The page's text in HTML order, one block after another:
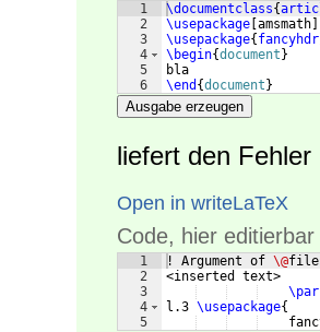
1
2
3
4
5
6
\documentclass{
\usepackage amsmath
\usepackage{ fancyhdr
\begin{document }
bla
\end {document }
Ausgabe erzeugen
liefert den Fehler
Open in writeLaTeX
Code, hier
1
2
3
4
5
! Argument of \@
<inserted text>
\par
l.3 \usepackage{